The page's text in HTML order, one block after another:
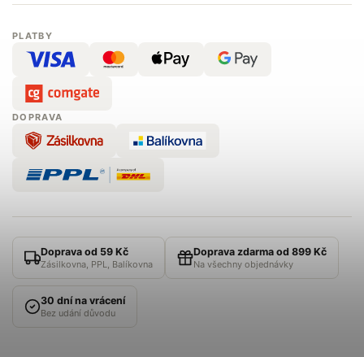
PLATBY
DOPRAVA
Doprava od 59 Kč
Zásilkovna, PPL, Balíkovna
Doprava zdarma od 899 Kč
Na všechny objednávky
30 dní na vrácení
Bez udání důvodu